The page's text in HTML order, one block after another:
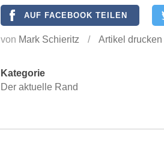
AUF FACEBOOK TEILEN
von Mark Schieritz / Artikel drucken
Kategorie
Der aktuelle Rand